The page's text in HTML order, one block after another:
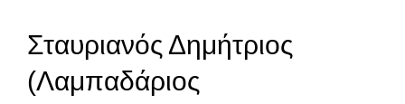
Σταυριανός Δημήτριος
(Λαμπαδάριος